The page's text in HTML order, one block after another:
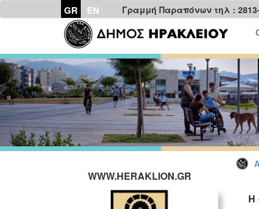
GR EN Γραμμή Παραπόνων τηλ :
WWW.HERAKLION.GR
Η